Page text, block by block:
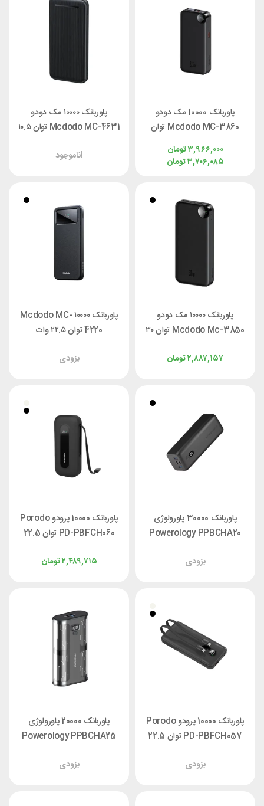
پاوربانک 10000 مک دودو
Mcdodo MC-3860 توان
تومان۳,۹۶۶,۰۰۰
تومان۳,۷۰۶,۰۸۵
پاوربانک ۱۰۰۰۰ مک دودو
Mcdodo MC-4631 توان ۱۰‌.۵
ناموجود!
پاوربانک ۱۰۰۰۰ مک دودو
Mcdodo Mc-3850 توان ۳۰
تومان۲,۸۸۷,۱۵۷
پاوربانک ۱۰۰۰۰ Mcdodo MC-
4220 توان ۲۲.۵ وات
بزودی
پاوربانک 30000 پاورولوژی
Powerology PPBCHA20
بزودی
پاوربانک 10000 پرودو Porodo
PD-PBFCH060 توان 22.5
تومان۲,۴۸۹,۷۱۵
پاوربانک 10000 پرودو Porodo
PD-PBFCH057 توان 22.5
بزودی
پاوربانک 20000 پاورولوژی
Powerology PPBCHA25
بزودی